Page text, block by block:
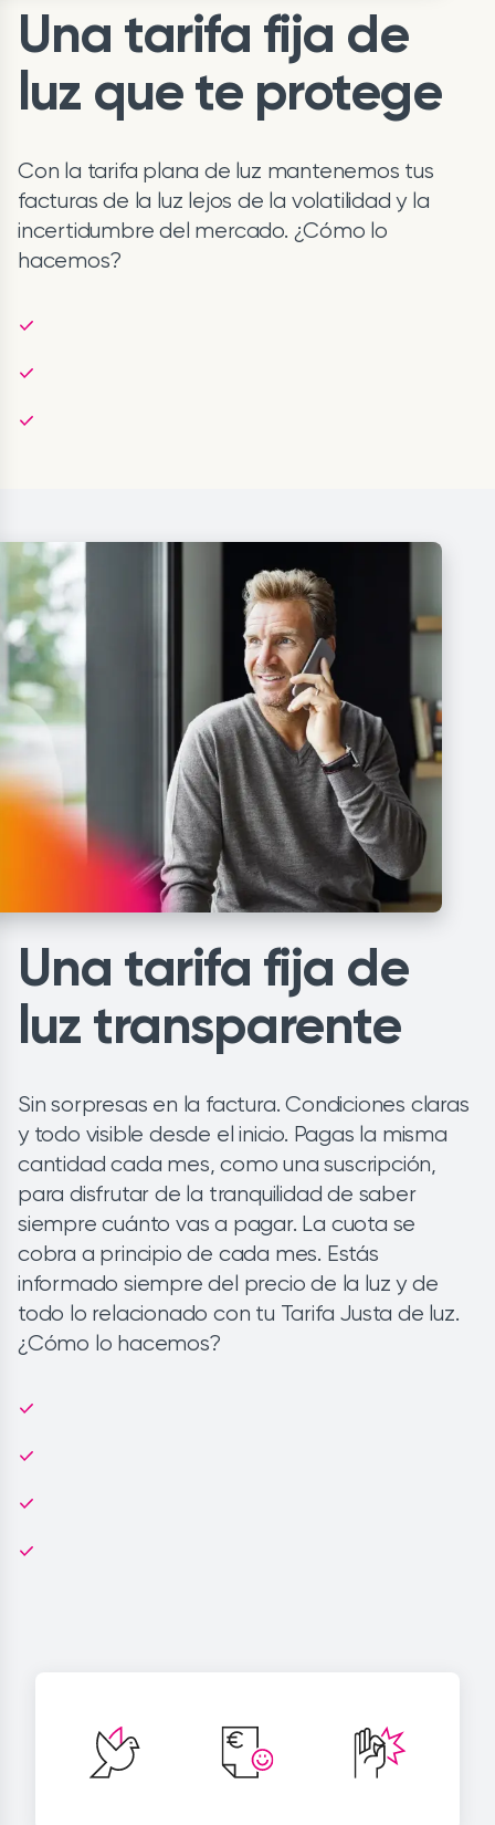
Una tarifa fija de
luz que te protege
Con la tarifa plana de luz mantenemos tus
facturas de la luz lejos de la volatilidad y la
incertidumbre del mercado. ¿Cómo lo
hacemos?
Una tarifa fija de
luz transparente
Sin sorpresas en la factura. Condiciones claras
y todo visible desde el inicio. Pagas la misma
cantidad cada mes, como una suscripción,
para disfrutar de la tranquilidad de saber
siempre cuánto vas a pagar. La cuota se
cobra a principio de cada mes. Estás
informado siempre del precio de la luz y de
todo lo relacionado con tu Tarifa Justa de luz.
¿Cómo lo hacemos?